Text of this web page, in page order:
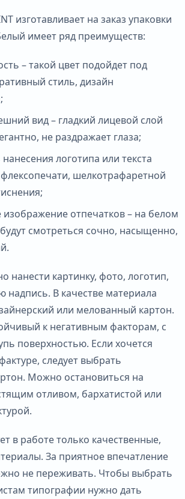
изготавливает на заказ упаковки
имеет ряд преимуществ:
– такой цвет подойдет под
стиль, дизайн
вид – гладкий лицевой слой
не раздражает глаза;
логотипа или текста
шелкотрафаретной
изображение отпечатков – на белом
смотреться сочно, насыщенно,
нанести картинку, фото, логотип,
надпись. В качестве материала
или мелованный картон.
к негативным факторам, с
поверхностью. Если хочется
следует выбрать
Можно остановиться на
отливом, бархатистой или
в работе только качественные,
За приятное впечатление
не переживать. Чтобы выбрать
типографии нужно дать